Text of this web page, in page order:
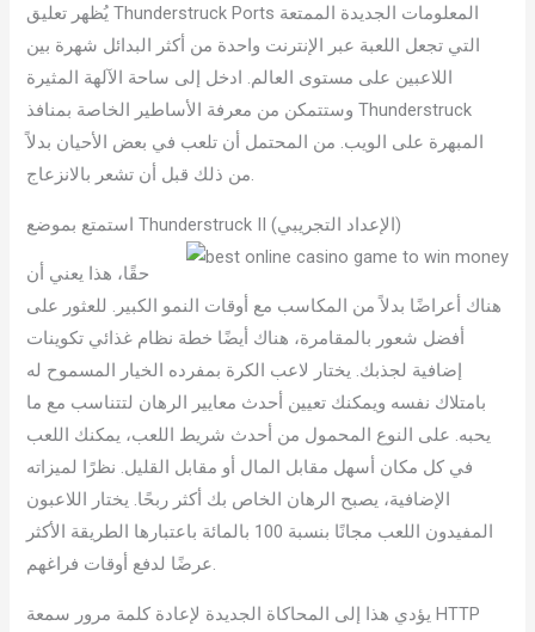
يُظهر تعليق Thunderstruck Ports المعلومات الجديدة الممتعة
التي تجعل اللعبة عبر الإنترنت واحدة من أكثر البدائل شهرة بين
اللاعبين على مستوى العالم. ادخل إلى ساحة الآلهة المثيرة
وستتمكن من معرفة الأساطير الخاصة بمنافذ Thunderstruck
المبهرة على الويب. من المحتمل أن تلعب في بعض الأحيان بدلاً
من ذلك قبل أن تشعر بالانزعاج.
استمتع بموضع Thunderstruck II (الإعداد التجريبي)
حقًا، هذا يعني أن
هناك أعراضًا بدلاً من المكاسب مع أوقات النمو الكبير. للعثور على
أفضل شعور بالمقامرة، هناك أيضًا خطة نظام غذائي تكوينات
إضافية لجذبك. يختار لاعب الكرة بمفرده الخيار المسموح له
بامتلاك نفسه ويمكنك تعيين أحدث معايير الرهان لتتناسب مع ما
يحبه. على النوع المحمول من أحدث شريط اللعب، يمكنك اللعب
في كل مكان أسهل مقابل المال أو مقابل القليل. نظرًا لميزاته
الإضافية، يصبح الرهان الخاص بك أكثر ربحًا. يختار اللاعبون
المفيدون اللعب مجانًا بنسبة 100 بالمائة باعتبارها الطريقة الأكثر
عرضًا لدفع أوقات فراغهم.
يؤدي هذا إلى المحاكاة الجديدة لإعادة كلمة مرور سمعة HTTP